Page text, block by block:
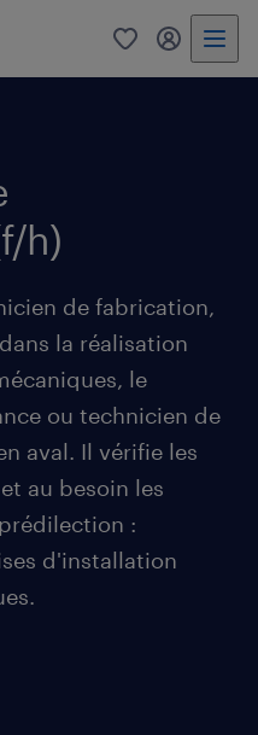
0 mon
h)
de fabrication,
la réalisation
le
ou technicien de
aval. Il vérifie les
au besoin les
:
d'installation